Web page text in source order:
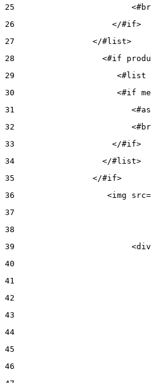
25
26
                    </#if>
27
                </#list>
28
<#if
29
<#list
30
<#if
31
32
33
                    </#if>
34
                  </#list>
35
                </#if>
36
<img
37
38
39
40
41
42
43
44
45
46